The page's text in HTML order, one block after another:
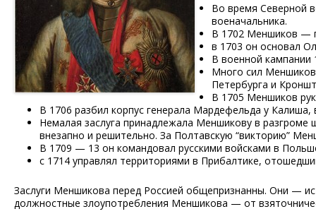
Во время Северной
военачальника.
В 1702 Меншиков —
в 1703 он основал
В военной
Много сил Меншиков
Петербурга и
В 1705 Меншиков
В 1706 разбил корпус генерала Мардефельда у
Немалая заслуга принадлежала Меншикову в разгроме
внезапно и решительно. За Полтавскую “викторию”
В 1709 — 13 он командовал русскими войсками в
с 1714 управлял территориями в Прибалтике,
Заслуги Меншикова перед Россией общепризнанны. Они —
должностные злоупотребления Меншикова — от